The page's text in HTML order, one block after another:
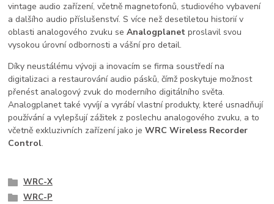
vintage audio zařízení, včetně magnetofonů, studiového vybavení
a dalšího audio příslušenství. S více než desetiletou historií v
oblasti analogového zvuku seAnalogplanet proslavil svou
vysokou úrovní odbornosti a vášní pro detail.
Díky neustálému vývoji a inovacím se firma soustředí na
digitalizaci a restaurování audio pásků, čímž poskytuje možnost
přenést analogový zvuk do moderního digitálního světa.
Analogplanet také vyvíjí a vyrábí vlastní produkty, které usnadňují
používání a vylepšují zážitek z poslechu analogového zvuku, a to
včetně exkluzivních zařízení jako jeWRC Wireless Recorder
Control.
WRC-X
WRC-P